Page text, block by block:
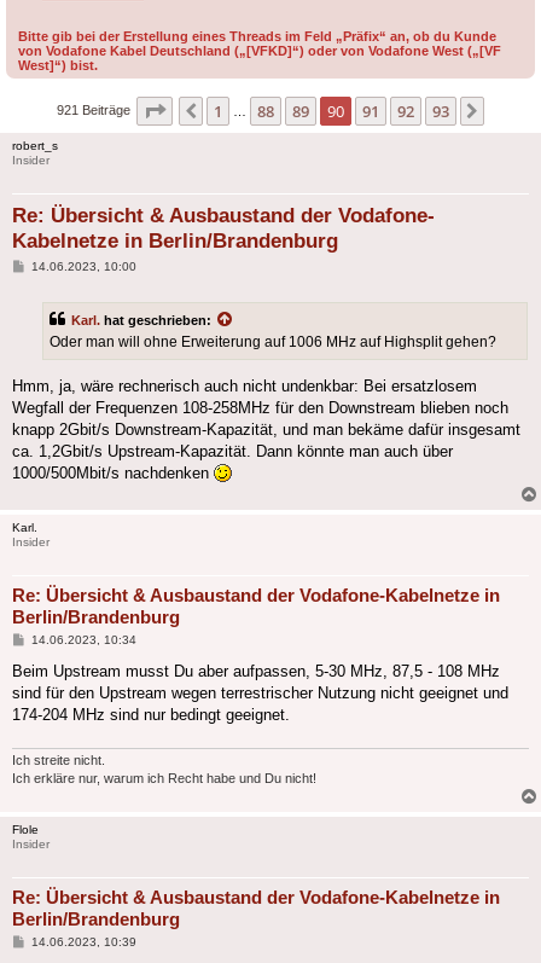
Bitte gib bei der Erstellung eines Threads im Feld „Präfix“ an, ob du Kunde
von Vodafone Kabel Deutschland („[VFKD]“) oder von Vodafone West („[VF
West]“) bist.
921 Beiträge Seite 90 von93
Vorherige
1 88 89 90 91 92 93
robert_s
Insider
Re: Übersicht & Ausbaustand der Vodafone-
Kabelnetze in Berlin/Brandenburg
Beitrag
14.06.2023, 10:00
Karl. hat geschrieben:
Oder man will ohne Erweiterung auf 1006 MHz auf Highsplit gehen?
Hmm, ja, wäre rechnerisch auch nicht undenkbar: Bei ersatzlosem
Wegfall der Frequenzen 108-258MHz für den Downstream blieben noch
knapp 2Gbit/s Downstream-Kapazität, und man bekäme dafür insgesamt
ca. 1,2Gbit/s Upstream-Kapazität. Dann könnte man auch über
1000/500Mbit/s nachdenken
Karl.
Insider
Re: Übersicht & Ausbaustand der Vodafone-Kabelnetze in
Berlin/Brandenburg
Beitrag
14.06.2023, 10:34
Beim Upstream musst Du aber aufpassen, 5-30 MHz, 87,5 - 108 MHz
sind für den Upstream wegen terrestrischer Nutzung nicht geeignet und
174-204 MHz sind nur bedingt geeignet.
Ich streite nicht.
Ich erkläre nur, warum ich Recht habe und Du nicht!
Flole
Insider
Re: Übersicht & Ausbaustand der Vodafone-Kabelnetze in
Berlin/Brandenburg
Beitrag
14.06.2023, 10:39